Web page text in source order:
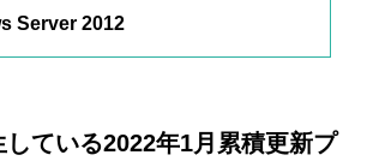
Server 2012
ている2022年1月累積更新プ